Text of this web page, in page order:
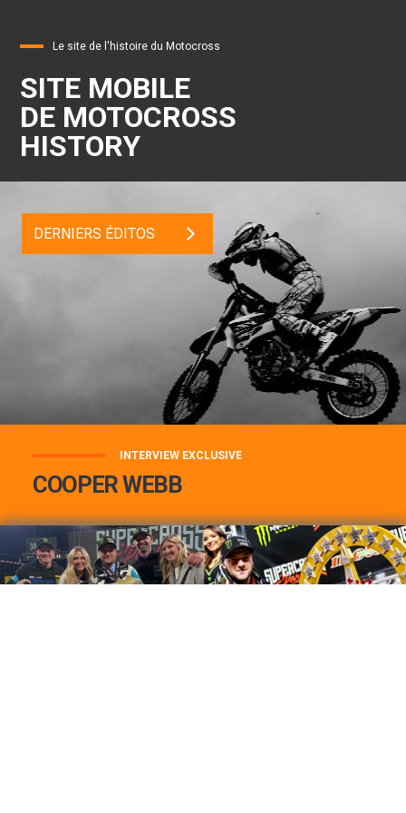
Le site de l'histoire du Motocross
SITE MOBILE
DE MOTOCROSS
HISTORY
DERNIERS ÉDITOS
INTERVIEW EXCLUSIVE
COOPER WEBB